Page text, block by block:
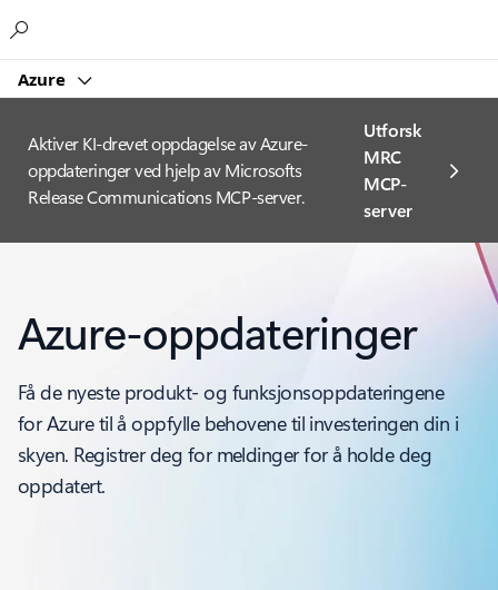
Azure
Aktiver KI-drevet oppdagelse av Azure-
oppdateringer ved hjelp av Microsofts
Release Communications MCP-server.
Utforsk
MRC
MCP-
server
Azure-oppdateringer
Få de nyeste produkt- og funksjonsoppdateringene
for Azure til å oppfylle behovene til investeringen din i
skyen. Registrer deg for meldinger for å holde deg
oppdatert.